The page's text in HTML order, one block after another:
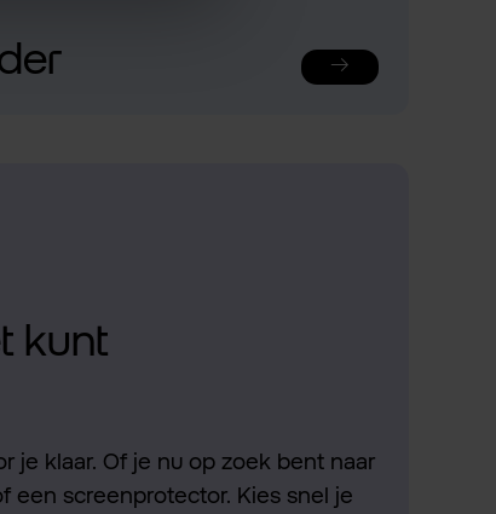
kunt
je klaar. Of je nu op zoek bent naar
een screenprotector. Kies snel je